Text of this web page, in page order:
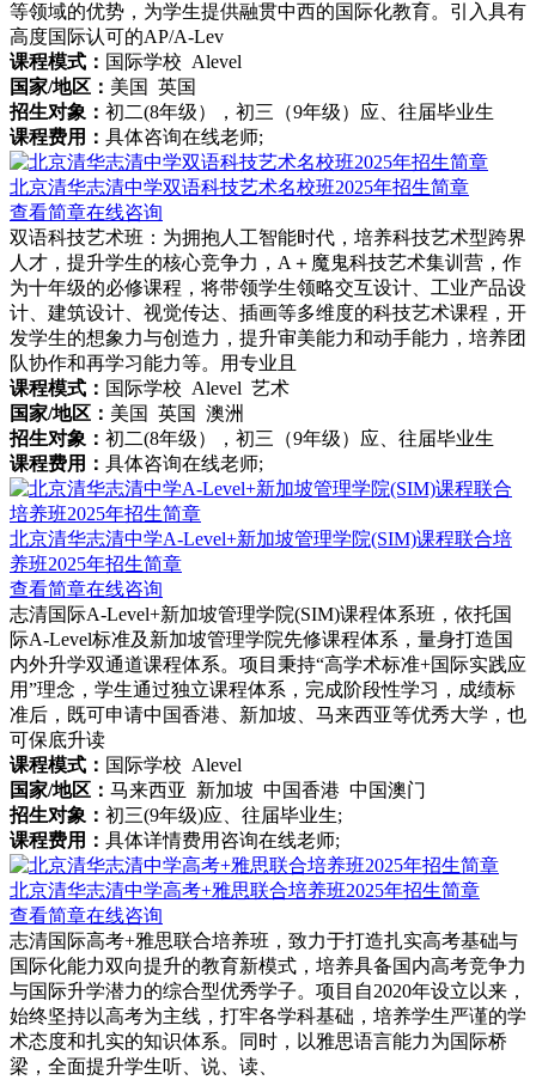
等领域的优势，为学生提供融贯中西的国际化教育。引入具有
高度国际认可的AP/A-Lev
课程模式： 国际学校 Alevel
国家/地区： 美国 英国
招生对象： 初二(8年级），初三（9年级）应、往届毕业生
课程费用： 具体咨询在线老师;
北京清华志清中学双语科技艺术名校班2025年招生简章
查看简章在线咨询
双语科技艺术班：为拥抱人工智能时代，培养科技艺术型跨界
人才，提升学生的核心竞争力，A＋魔鬼科技艺术集训营，作
为十年级的必修课程，将带领学生领略交互设计、工业产品设
计、建筑设计、视觉传达、插画等多维度的科技艺术课程，开
发学生的想象力与创造力，提升审美能力和动手能力，培养团
队协作和再学习能力等。用专业且
课程模式： 国际学校 Alevel 艺术
国家/地区： 美国 英国 澳洲
招生对象： 初二(8年级），初三（9年级）应、往届毕业生
课程费用： 具体咨询在线老师;
北京清华志清中学A-Level+新加坡管理学院(SIM)课程联合培
养班2025年招生简章
查看简章在线咨询
志清国际A-Level+新加坡管理学院(SIM)课程体系班，依托国
际A-Level标准及新加坡管理学院先修课程体系，量身打造国
内外升学双通道课程体系。项目秉持“高学术标准+国际实践应
用”理念，学生通过独立课程体系，完成阶段性学习，成绩标
准后，既可申请中国香港、新加坡、马来西亚等优秀大学，也
可保底升读
课程模式： 国际学校 Alevel
国家/地区： 马来西亚 新加坡 中国香港 中国澳门
招生对象： 初三(9年级)应、往届毕业生;
课程费用： 具体详情费用咨询在线老师;
北京清华志清中学高考+雅思联合培养班2025年招生简章
查看简章在线咨询
志清国际高考+雅思联合培养班，致力于打造扎实高考基础与
国际化能力双向提升的教育新模式，培养具备国内高考竞争力
与国际升学潜力的综合型优秀学子。项目自2020年设立以来，
始终坚持以高考为主线，打牢各学科基础，培养学生严谨的学
术态度和扎实的知识体系。同时，以雅思语言能力为国际桥
梁，全面提升学生听、说、读、